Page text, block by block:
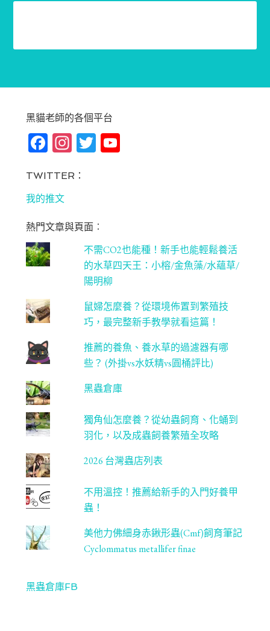
黑貓老師的各個平台
Fa
bo
ok
In
ag
m
T Yo
C
ha
n
ne
l
TWITTER：
我的推文
熱門文章與頁面︰
不需CO2也能種！新手也能輕鬆養活
的水草四天王：小榕/金魚藻/水蘊草/
陽明柳
鼠婦怎麼養？從環境佈置到繁殖技
巧，最完整新手教學就看這篇！
推薦的養魚、養水草的過濾器有哪
些？ (外掛vs水妖精vs圓桶評比)
黑蟲倉庫
獨角仙怎麼養？從幼蟲飼育、化蛹到
羽化，以及成蟲飼養繁殖全攻略
2026 台灣蟲店列表
不用溫控！推薦給新手的入門好養甲
蟲！
美他力佛細身赤鍬形蟲(Cmf)飼育筆記
Cyclommatus metallifer finae
黑蟲倉庫FB